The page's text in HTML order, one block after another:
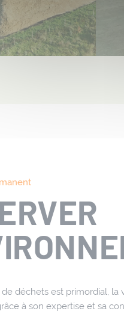
déchets est primordial, la
à son expertise et sa